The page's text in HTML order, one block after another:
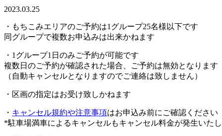
2023.03.25
・もちこみエリアのご予約は1グループ25名様以下です
同グループで複数お申込みは出来かねます
・1グループ1日のみご予約が可能です
複数日のご予約が確認された場合、ご予約は無効となります
（自動キャンセルとなりますのでご連絡は致しません）
・区画の指定はお受け致しかねます
・ キャンセル規約や注意事項はお申込み前にご確認ください
*駐車場満車によるキャンセルもキャンセル料金が発生いた